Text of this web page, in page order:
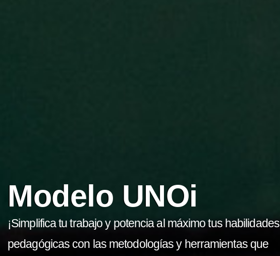
Modelo UNOi
¡Simplifica tu trabajo y potencia al máximo tus habilidades
pedagógicas con las metodologías y herramientas que